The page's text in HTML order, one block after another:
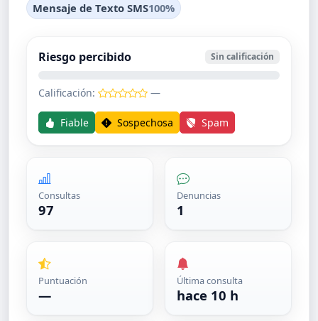
Mensaje de Texto SMS100%
Riesgo percibido Sin calificación
Calificación: —
Fiable Sospechosa Spam
Consultas
97
Denuncias
1
Puntuación
—
Última consulta
hace 10 h